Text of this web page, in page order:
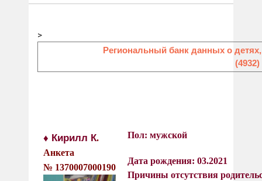
>
Региональный банк данных о
(4932)
♦ Кирилл К.
Анкета
№ 1370007000190
Пол: мужской
Дата рождения: 03.2021
Причины отсутствия